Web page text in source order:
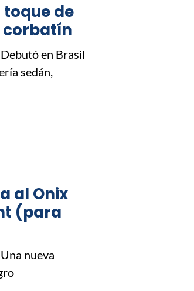
de
corbatín
en Brasil
sedán,
al Onix
(para
nueva